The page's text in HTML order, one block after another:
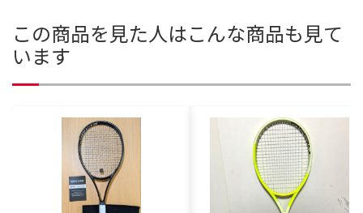
この商品を見た人はこんな商品も見て
います